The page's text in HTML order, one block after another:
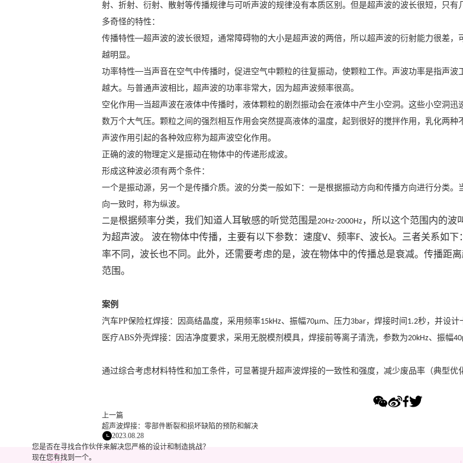
射、折射、衍射、散射等传播规律与可听声波的规律没有本质区别。但是超声波的波长很短，只
多奇怪的特性：
传播特性──超声波的波长很短，通常障碍物的大小是超声波的两倍，所以超声波的衍射能力很差
越明显。
功率特性──当声音在空气中传播时，促进空气中颗粒的往复振动，使颗粒工作。声波功率是指声
越大。与普通声波相比，超声波的功率非常大，因为超声波频率很高。
空化作用──当超声波在液体中传播时，液体颗粒的剧烈振动会在液体中产生小空洞。这些小空洞
数万个大气压。颗粒之间的强烈相互作用会突然提高液体的温度，起到很好的搅拌作用，乳化两种
声波作用引起的各种效应称为超声波空化作用。
正确的波的物理定义是振动在物体中的传递形成波。
形成这种波必须有两个条件：
一个是振动源，另一个是传播介质。波的分类一般如下：一是根据振动方向和传播方向进行分类
向一致时，称为纵波。
二是根据频率分类，我们知道人耳敏感的听觉范围是20Hz-2000Hz ，所以这个范围内的波
为超声波。 波在物体中传播，主要有以下参数：速度V、频率F、波长λ。三者关系如下：
率不同，波长也不同。此外，还需要考虑的是，波在物体中的传播总是衰减。传播距
范围。
案例
汽车PP保险杠焊接：因高结晶度，采用频率15kHz、振幅70μm、压力3bar，焊接时间 1.2秒，并设计
医疗ABS外壳焊接：因洁净度要求，采用无脱模剂模具，焊接前等离子清洗，参数为20kHz、振幅
通过综合考虑材料特性和加工条件，可显著提升超声波焊接的一致性和强度，减少废品率（典型优
上一篇
超声波焊接：零部件断裂和损坏缺陷的预防和解决
2023.08.28
您是否在寻找合作伙伴来解决您严格的设计和制造挑战？
现在您有找到一个。